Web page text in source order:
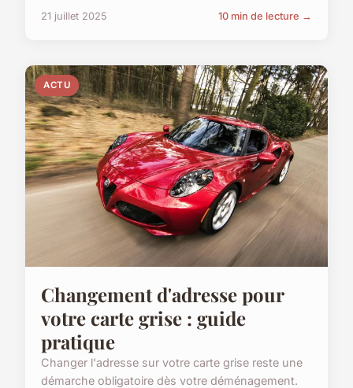
21 juillet 2025 10 min de lecture →
ACTU
Changement d'adresse pour
votre carte grise : guide
pratique
Changer l'adresse sur votre carte grise reste une
démarche obligatoire dès votre déménagement.